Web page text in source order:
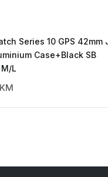
Series 10 GPS 42mm
Case+Black SB
L
KM